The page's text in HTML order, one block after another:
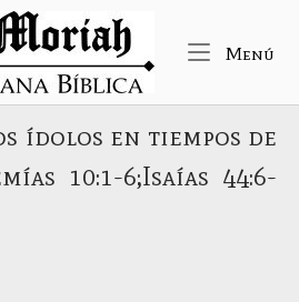
Menú
ídolos en tiempos de
10:1-6;Isaías 44:6-